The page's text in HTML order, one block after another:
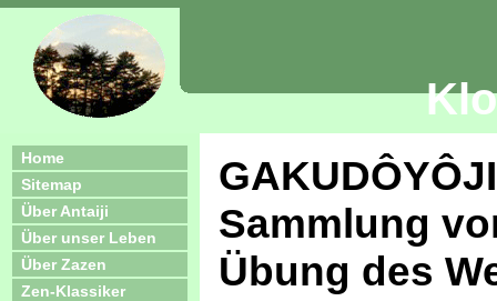
Home
Sitemap
Über Antaiji
Über unser Leben
Über Zazen
Zen-Klassiker
Sammlung
Übung des